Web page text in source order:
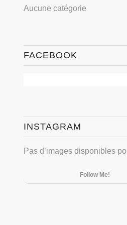
Aucune catégorie
FACEBOOK
INSTAGRAM
Pas d’images disponibles
Follow Me!